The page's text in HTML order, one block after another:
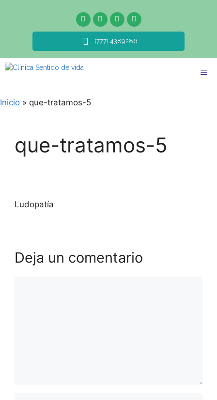
(777) 4389286
Inicio » que-tratamos-5
que-tratamos-5
Ludopatía
Deja un comentario